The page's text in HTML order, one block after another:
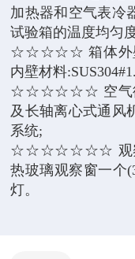
加热器和空气表冷
试验箱的温度均匀
☆☆☆☆☆ 箱体外壁
内壁材料
☆☆☆☆☆☆ 空气循
及长轴离心式通风
系统;
☆☆☆☆☆☆☆ 观察
热玻璃观察窗一个
灯。